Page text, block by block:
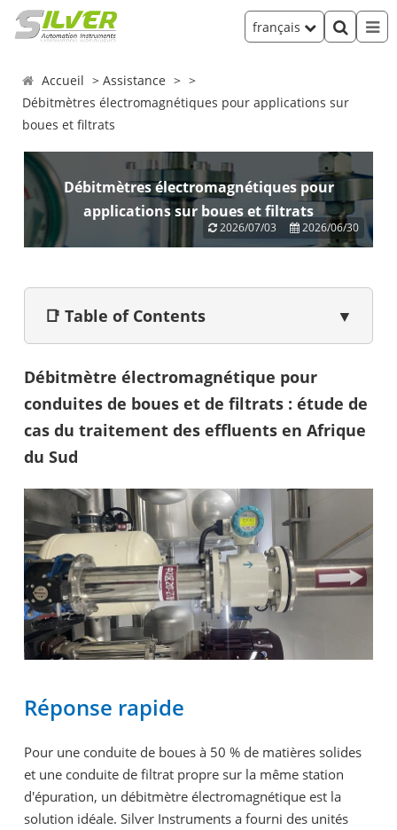
français
Accueil
Assistance
Débitmètres électromagnétiques pour applications sur
boues et filtrats
Débitmètres électromagnétiques pour
applications sur boues et filtrats
2026/07/03 2026/06/30
📑 Table of Contents ▼
Débitmètre électromagnétique pour
conduites de boues et de filtrats : étude de
cas du traitement des effluents en Afrique
du Sud
Réponse rapide
Pour une conduite de boues à 50 % de matières solides
et une conduite de filtrat propre sur la même station
d'épuration, un débitmètre électromagnétique est la
solution idéale. Silver Instruments a fourni des unités